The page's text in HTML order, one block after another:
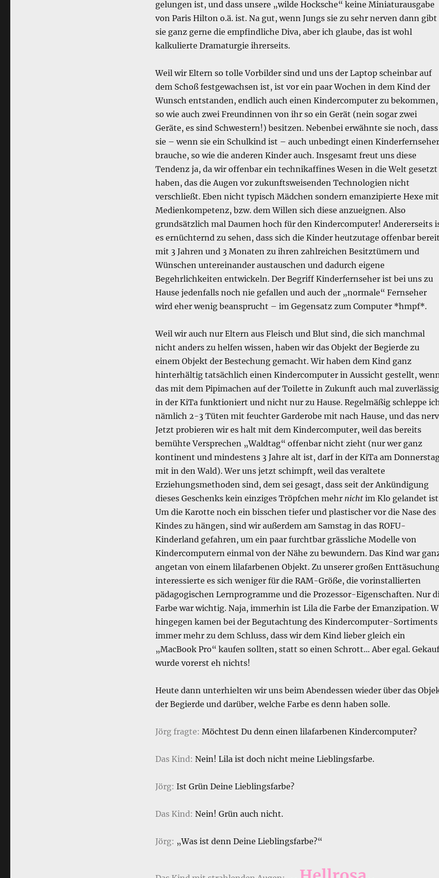
gelungen ist, und dass unsere „wilde Hocksche“ keine Miniaturausgabe
von Paris Hilton o.ä. ist. Na gut, wenn Jungs sie zu sehr nerven dann gibt
sie ganz gerne die empfindliche Diva, aber ich glaube, das ist wohl
kalkulierte Dramaturgie ihrerseits.
Weil wir Eltern so tolle Vorbilder sind und uns der Laptop scheinbar auf
dem Schoß festgewachsen ist, ist vor ein paar Wochen in dem Kind der
Wunsch entstanden, endlich auch einen Kindercomputer zu bekommen,
so wie auch zwei Freundinnen von ihr so ein Gerät (nein sogar zwei
Geräte, es sind Schwestern!) besitzen. Nebenbei erwähnte sie noch, dass
sie – wenn sie ein Schulkind ist – auch unbedingt einen Kinderfernseher
brauche, so wie die anderen Kinder auch. Insgesamt freut uns diese
Tendenz ja, da wir offenbar ein technikaffines Wesen in die Welt gesetzt
haben, das die Augen vor zukunftsweisenden Technologien nicht
verschließt. Eben nicht typisch Mädchen sondern emanzipierte Hexe mit
Medienkompetenz, bzw. dem Willen sich diese anzueignen. Also
grundsätzlich mal Daumen hoch für den Kindercomputer! Andererseits
es ernüchternd zu sehen, dass sich die Kinder heutzutage offenbar
mit 3 Jahren und 3 Monaten zu ihren zahlreichen Besitztümern und
Wünschen untereinander austauschen und dadurch eigene
Begehrlichkeiten entwickeln. Der Begriff Kinderfernseher ist bei uns zu
Hause jedenfalls noch nie gefallen und auch der „normale“ Fernseher
wird eher wenig beansprucht – im Gegensatz zum Computer *hmpf*.
Weil wir auch nur Eltern aus Fleisch und Blut sind, die sich manchmal
nicht anders zu helfen wissen, haben wir das Objekt der Begierde zu
einem Objekt der Bestechung gemacht. Wir haben dem Kind ganz
hinterhältig tatsächlich einen Kindercomputer in Aussicht gestellt,
das mit dem Pipimachen auf der Toilette in Zukunft auch mal zuverlässig
in der KiTa funktioniert und nicht nur zu Hause. Regelmäßig schleppe
nämlich 2-3 Tüten mit feuchter Garderobe mit nach Hause, und das
Jetzt probieren wir es halt mit dem Kindercomputer, weil das bereits
bemühte Versprechen „Waldtag“ offenbar nicht zieht (nur wer ganz
kontinent und mindestens 3 Jahre alt ist, darf in der KiTa am
mit in den Wald). Wer uns jetzt schimpft, weil das veraltete
Erziehungsmethoden sind, dem sei gesagt, dass seit der Ankündigung
dieses Geschenks kein einziges Tröpfchen mehr nichtim Klo gelandet
Um die Karotte noch ein bisschen tiefer und plastischer vor die Nase des
Kindes zu hängen, sind wir außerdem am Samstag in das ROFU-
Kinderland gefahren, um ein paar furchtbar grässliche Modelle von
Kindercomputern einmal von der Nähe zu bewundern. Das Kind war
angetan von einem lilafarbenen Objekt. Zu unserer großen
interessierte es sich weniger für die RAM-Größe, die vorinstallierten
pädagogischen Lernprogramme und die Prozessor-Eigenschaften. Nur
Farbe war wichtig. Naja, immerhin ist Lila die Farbe der Emanzipation.
hingegen kamen bei der Begutachtung des Kindercomputer-Sortiments
immer mehr zu dem Schluss, dass wir dem Kind lieber gleich ein
„MacBook Pro“ kaufen sollten, statt so einen Schrott… Aber egal.
wurde vorerst eh nichts!
Heute dann unterhielten wir uns beim Abendessen wieder über das
der Begierde und darüber, welche Farbe es denn haben solle.
Jörg fragte: Möchtest Du denn einen lilafarbenen Kindercomputer?
Das Kind: Nein! Lila ist doch nicht meine Lieblingsfarbe.
Jörg: Ist Grün Deine Lieblingsfarbe?
Das Kind: Nein! Grün auch nicht.
Jörg: „Was ist denn Deine Lieblingsfarbe?“